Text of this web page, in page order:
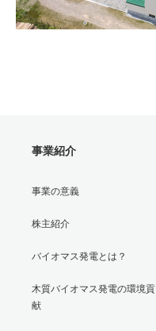
事業紹介
事業の意義
株主紹介
バイオマス発電とは？
木質バイオマス発電の環境貢
献